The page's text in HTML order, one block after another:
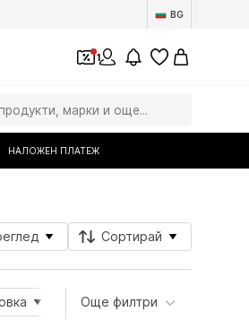
BG
1
НАЛОЖЕН ПЛАТЕЖ
Сортирай
Тема Атрибути на
Още филтри